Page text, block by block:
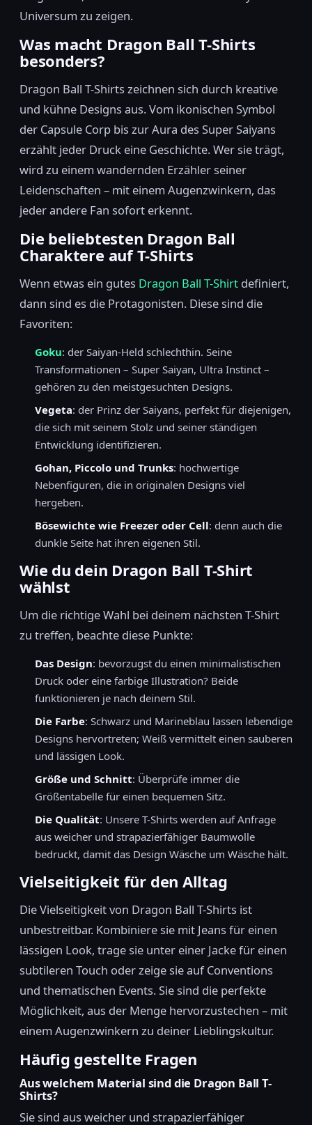
Universum zu zeigen.
Was macht Dragon Ball T-Shirts
besonders?
Dragon Ball T-Shirts zeichnen sich durch kreative
und kühne Designs aus. Vom ikonischen Symbol
der Capsule Corp bis zur Aura des Super Saiyans
erzählt jeder Druck eine Geschichte. Wer sie trägt,
wird zu einem wandernden Erzähler seiner
Leidenschaften – mit einem Augenzwinkern, das
jeder andere Fan sofort erkennt.
Die beliebtesten Dragon Ball
Charaktere auf T-Shirts
Wenn etwas ein gutes Dragon Ball T-Shirt definiert,
dann sind es die Protagonisten. Diese sind die
Favoriten:
Goku: der Saiyan-Held schlechthin. Seine
Transformationen – Super Saiyan, Ultra Instinct –
gehören zu den meistgesuchten Designs.
Vegeta: der Prinz der Saiyans, perfekt für diejenigen,
die sich mit seinem Stolz und seiner ständigen
Entwicklung identifizieren.
Gohan, Piccolo und Trunks: hochwertige
Nebenfiguren, die in originalen Designs viel
hergeben.
Bösewichte wie Freezer oder Cell: denn auch die
dunkle Seite hat ihren eigenen Stil.
Wie du dein Dragon Ball T-Shirt
wählst
Um die richtige Wahl bei deinem nächsten T-Shirt
zu treffen, beachte diese Punkte:
Das Design: bevorzugst du einen minimalistischen
Druck oder eine farbige Illustration? Beide
funktionieren je nach deinem Stil.
Die Farbe: Schwarz und Marineblau lassen lebendige
Designs hervortreten; Weiß vermittelt einen sauberen
und lässigen Look.
Größe und Schnitt: Überprüfe immer die
Größentabelle für einen bequemen Sitz.
Die Qualität: Unsere T-Shirts werden auf Anfrage
aus weicher und strapazierfähiger Baumwolle
bedruckt, damit das Design Wäsche um Wäsche hält.
Vielseitigkeit für den Alltag
Die Vielseitigkeit von Dragon Ball T-Shirts ist
unbestreitbar. Kombiniere sie mit Jeans für einen
lässigen Look, trage sie unter einer Jacke für einen
subtileren Touch oder zeige sie auf Conventions
und thematischen Events. Sie sind die perfekte
Möglichkeit, aus der Menge hervorzustechen – mit
einem Augenzwinkern zu deiner Lieblingskultur.
Häufig gestellte Fragen
Aus welchem Material sind die Dragon Ball T-
Shirts?
Sie sind aus weicher und strapazierfähiger